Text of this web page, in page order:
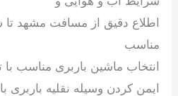
اطلاع دقیق از مسافت مشهد تا
مناسب
انتخاب ماشین باربری مناسب با
ایمن کردن وسیله نقلیه باربری